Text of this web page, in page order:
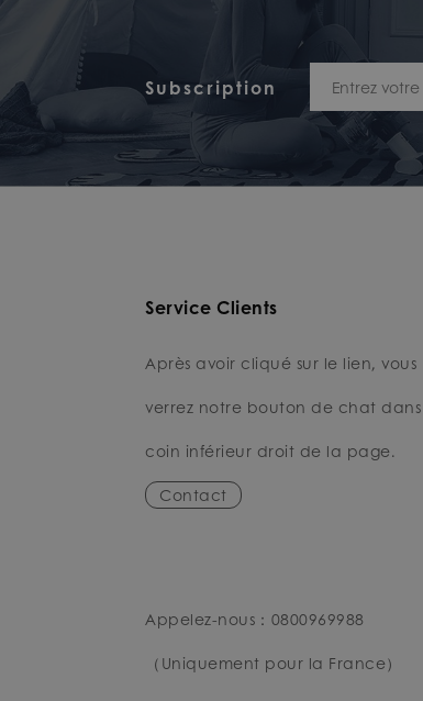
Subscription
Service Clients
Après avoir cliqué sur le lien, vous
verrez notre bouton de chat
coin inférieur droit de la page.
Contact
Appelez-nous：0800969988
（Uniquement pour la France）